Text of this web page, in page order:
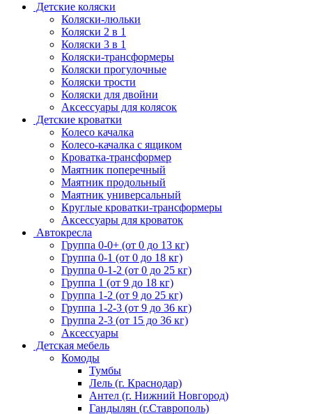
Детские коляски
Коляски-люльки
Коляски 2 в 1
Коляски 3 в 1
Коляски-трансформеры
Коляски прогулочные
Коляски трости
Коляски для двойни
Аксессуары для колясок
Детские кроватки
Колесо качалка
Колесо-качалка с ящиком
Кроватка-трансформер
Маятник поперечный
Маятник продольный
Маятник универсальный
Круглые кроватки-трансформеры
Аксессуары для кроваток
Автокресла
Группа 0-0+ (от 0 до 13 кг)
Группа 0-1 (от 0 до 18 кг)
Группа 0-1-2 (от 0 до 25 кг)
Группа 1 (от 9 до 18 кг)
Группа 1-2 (от 9 до 25 кг)
Группа 1-2-3 (от 9 до 36 кг)
Группа 2-3 (от 15 до 36 кг)
Аксессуары
Детская мебель
Комоды
Тумбы
Лель (г. Краснодар)
Антел (г. Нижний Новгород)
Гандылян (г.Ставрополь)